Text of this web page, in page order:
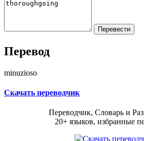
Перевод
minuzioso
Скачать переводчик
Переводчик, Словарь и
20+ языков, избранные